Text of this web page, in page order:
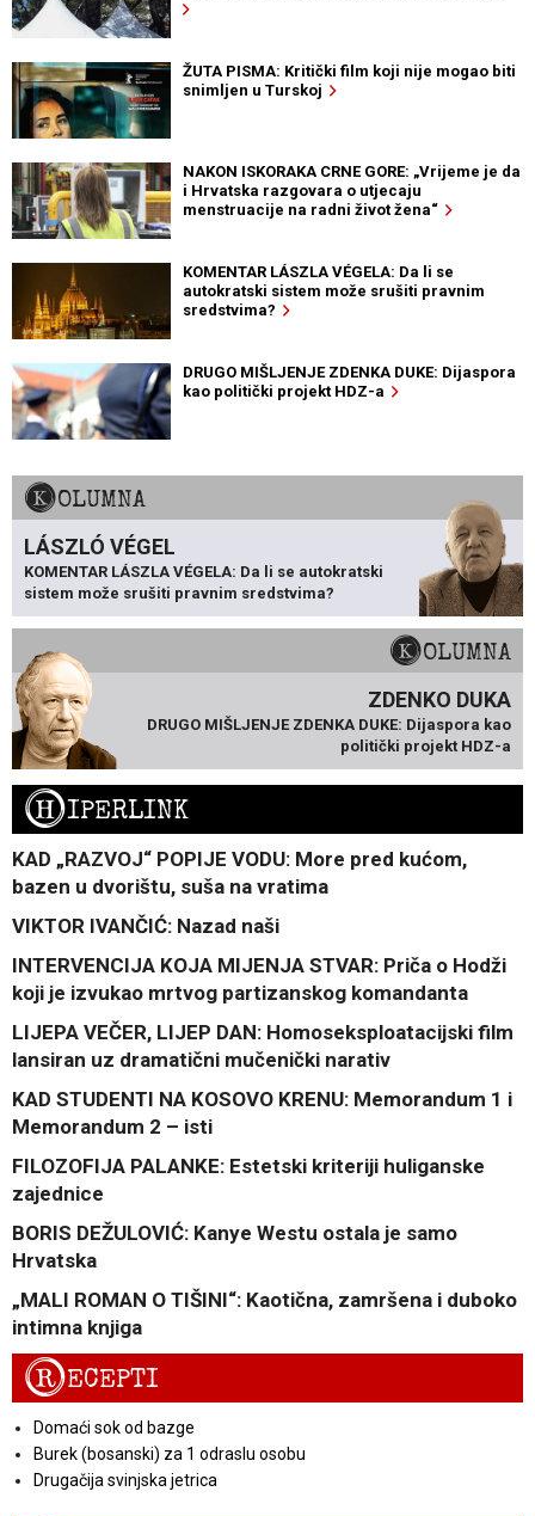
ŽUTA PISMA: Kritički film koji nije mogao biti
snimljen u Turskoj
NAKON ISKORAKA CRNE GORE: „Vrijeme je da
i Hrvatska razgovara o utjecaju
menstruacije na radni život žena“
KOMENTAR LÁSZLA VÉGELA: Da li se
autokratski sistem može srušiti pravnim
sredstvima?
DRUGO MIŠLJENJE ZDENKA DUKE: Dijaspora
kao politički projekt HDZ-a
KOLUMNA
LÁSZLÓ VÉGEL
KOMENTAR LÁSZLA VÉGELA: Da li se autokratski
sistem može srušiti pravnim sredstvima?
KOLUMNA
ZDENKO DUKA
DRUGO MIŠLJENJE ZDENKA DUKE: Dijaspora kao
politički projekt HDZ-a
HIPERLINK
KAD „RAZVOJ“ POPIJE VODU: More pred kućom,
bazen u dvorištu, suša na vratima
VIKTOR IVANČIĆ: Nazad naši
INTERVENCIJA KOJA MIJENJA STVAR: Priča o Hodži
koji je izvukao mrtvog partizanskog komandanta
LIJEPA VEČER, LIJEP DAN: Homoseksploatacijski film
lansiran uz dramatični mučenički narativ
KAD STUDENTI NA KOSOVO KRENU: Memorandum 1 i
Memorandum 2 – isti
FILOZOFIJA PALANKE: Estetski kriteriji huliganske
zajednice
BORIS DEŽULOVIĆ: Kanye Westu ostala je samo
Hrvatska
„MALI ROMAN O TIŠINI“: Kaotična, zamršena i duboko
intimna knjiga
RECEPTI
Domaći sok od bazge
Burek (bosanski) za 1 odraslu osobu
Drugačija svinjska jetrica